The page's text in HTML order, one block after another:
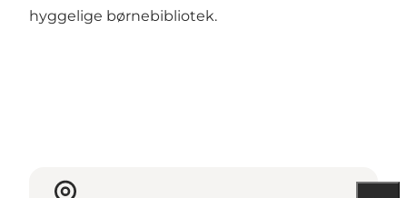
hyggelige børnebibliotek.